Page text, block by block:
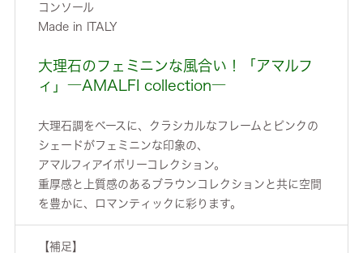
コンソール
Made in ITALY
大理石のフェミニンな風合い！「アマルフ
ィ」―AMALFI collection―
大理石調をベースに、クラシカルなフレームとピンクの
シェードがフェミニンな印象の、
アマルフィアイボリーコレクション。
重厚感と上質感のあるブラウンコレクションと共に空間
を豊かに、ロマンティックに彩ります。
【補足】